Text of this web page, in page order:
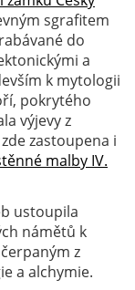
sgrafitem
do
a
k mytologii
pokrytého
výjevy z
zastoupena i
malby IV.
ustoupila
námětů k
z
a alchymie.